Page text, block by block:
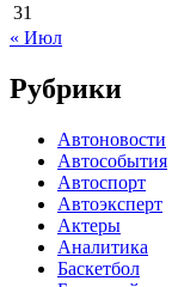
31
« Июл
Рубрики
Автоновости
Автособытия
Автоспорт
Автоэксперт
Актеры
Аналитика
Баскетбол